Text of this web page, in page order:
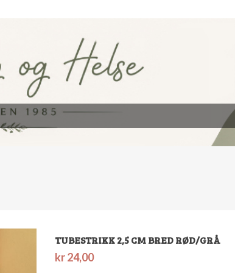
TUBESTRIKK 2,5 CM BRED RØD/GRÅ
kr24,00